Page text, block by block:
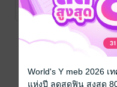
บริษัท ออลเดย์ ช็อป
ปิ้ง จำกัด
ประวัติศาสตร์
No Rating
World's Y meb 2026
แห่งปี ลดสุดฟิน สูงสุด